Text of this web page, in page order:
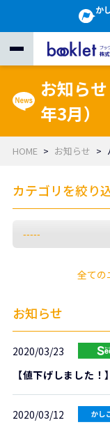
か
お知ら
年3月）
HOME お知らせ
カテゴリを絞り
全ての
お知らせ
2020/03/23
【値下げしました
2020/03/12